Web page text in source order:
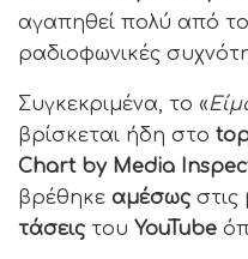
αγαπηθεί πολύ από το
ραδιοφωνικές
Συγκεκριμένα, το «
βρίσκεται ήδη στο
Chart by Media
βρέθηκε αμέσως στις
τάσεις του YouTube